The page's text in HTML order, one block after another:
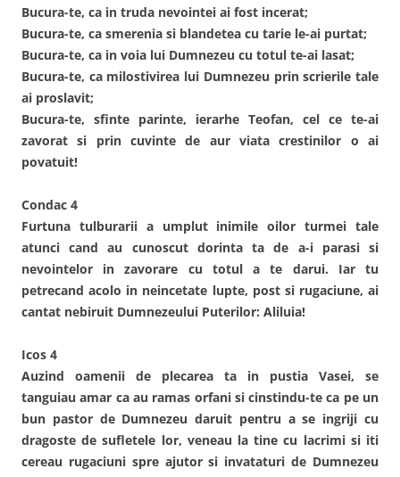
Bucura-te, ca in truda nevointei ai fost incerat;
Bucura-te, ca smerenia si blandetea cu tarie le-ai purtat;
Bucura-te, ca in voia lui Dumnezeu cu totul te-ai lasat;
Bucura-te, ca milostivirea lui Dumnezeu prin scrierile tale
ai proslavit;
Bucura-te, sfinte parinte, ierarhe Teofan, cel ce te-ai
zavorat si prin cuvinte de aur viata crestinilor o ai
povatuit!
Condac 4
Furtuna tulburarii a umplut inimile oilor turmei tale
atunci cand au cunoscut dorinta ta de a-i parasi si
nevointelor in zavorare cu totul a te darui. Iar tu
petrecand acolo in neincetate lupte, post si rugaciune, ai
cantat nebiruit Dumnezeului Puterilor: Aliluia!
Icos 4
Auzind oamenii de plecarea ta in pustia Vasei, se
tanguiau amar ca au ramas orfani si cinstindu-te ca pe un
bun pastor de Dumnezeu daruit pentru a se ingriji cu
dragoste de sufletele lor, veneau la tine cu lacrimi si iti
cereau rugaciuni spre ajutor si invataturi de Dumnezeu